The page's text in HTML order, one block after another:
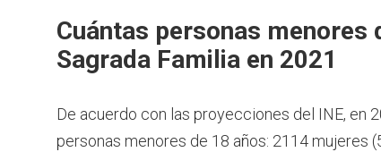
Cuántas personas menores
Sagrada Familia en 2021
De acuerdo con las proyecciones del INE, en
personas menores de 18 años: 2114 mujeres